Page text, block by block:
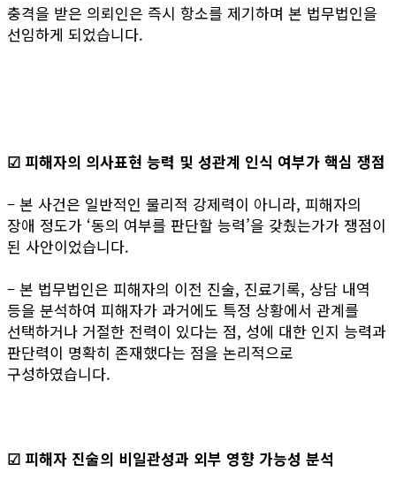
충격을 받은 의뢰인은 즉시 항소를 제기하며 본 법무법인을
선임하게 되었습니다.
☑ 피해자의 의사표현 능력 및 성관계 인식 여부가 핵심 쟁점
– 본 사건은 일반적인 물리적 강제력이 아니라, 피해자의
장애 정도가 ‘동의 여부를 판단할 능력’을 갖췄는가가 쟁점이
된 사안이었습니다.
– 본 법무법인은 피해자의 이전 진술, 진료기록, 상담 내역
등을 분석하여 피해자가 과거에도 특정 상황에서 관계를
선택하거나 거절한 전력이 있다는 점, 성에 대한 인지 능력과
판단력이 명확히 존재했다는 점을 논리적으로
구성하였습니다.
☑ 피해자 진술의 비일관성과 외부 영향 가능성 분석